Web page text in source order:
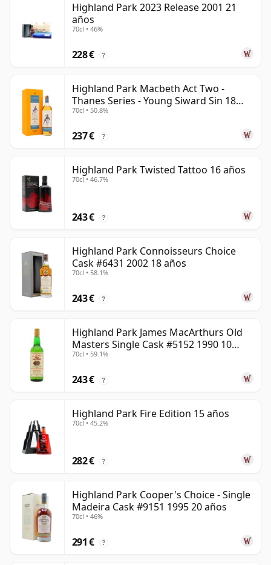
Highland Park 2023 Release 2001 21
años
70cl • 46%
228 € ?
Highland Park Macbeth Act Two -
Thanes Series - Young Siward Sin 18
años
70cl • 50.8%
237 € ?
Highland Park Twisted Tattoo 16 años
70cl • 46.7%
243 € ?
Highland Park Connoisseurs Choice
Cask #6431 2002 18 años
70cl • 58.1%
243 € ?
Highland Park James MacArthurs Old
Masters Single Cask #5152 1990 10
años
70cl • 59.1%
243 € ?
Highland Park Fire Edition 15 años
70cl • 45.2%
282 € ?
Highland Park Cooper's Choice - Single
Madeira Cask #9151 1995 20 años
70cl • 46%
291 € ?